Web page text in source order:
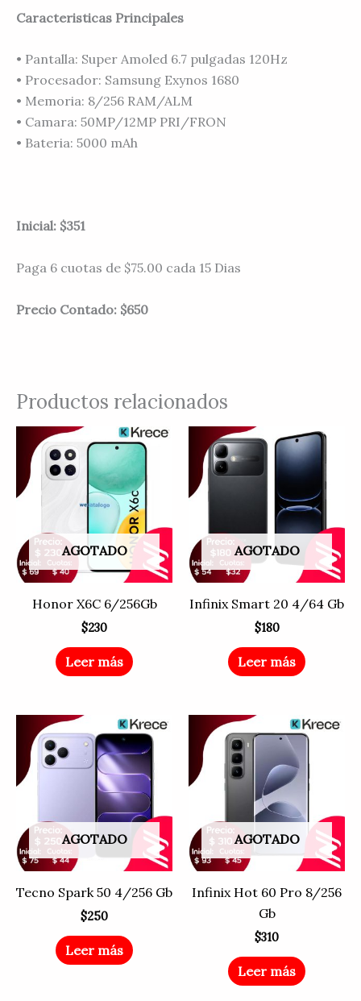
Caracteristicas Principales
• Pantalla: Super Amoled 6.7 pulgadas 120Hz
• Procesador: Samsung Exynos 1680
• Memoria: 8/256 RAM/ALM
• Camara: 50MP/12MP PRI/FRON
• Bateria: 5000 mAh
Inicial: $351
Paga 6 cuotas de $75.00 cada 15 Dias
Precio Contado: $650
Productos relacionados
AGOTADO
Honor X6C 6/256Gb
$230
Leer más
AGOTADO
Infinix Smart 20 4/64 Gb
$180
Leer más
AGOTADO
Tecno Spark 50 4/256 Gb
$250
Leer más
AGOTADO
Infinix Hot 60 Pro 8/256
Gb
$310
Leer más